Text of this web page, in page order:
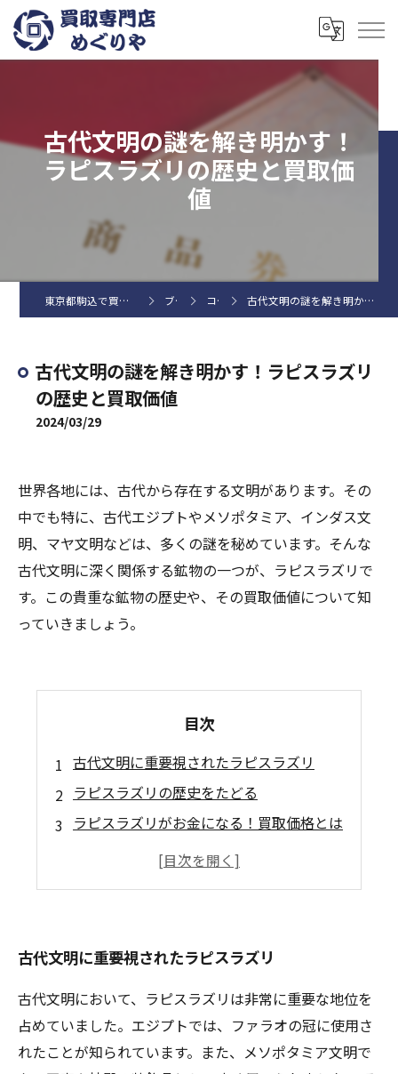
古代文明の謎を解き明かす！
ラピスラズリの歴史と買取価
値
東京都駒込で買取なら買取専門店めぐりや ブログ コラム 古代文明の謎を解き明かす！ラピスラズリの歴史と買取価値
古代文明の謎を解き明かす！ラピスラズリ
の歴史と買取価値
2024/03/29
世界各地には、古代から存在する文明があります。その
中でも特に、古代エジプトやメソポタミア、インダス文
明、マヤ文明などは、多くの謎を秘めています。そんな
古代文明に深く関係する鉱物の一つが、ラピスラズリで
す。この貴重な鉱物の歴史や、その買取価値について知
っていきましょう。
目次
古代文明に重要視されたラピスラズリ
ラピスラズリの歴史をたどる
ラピスラズリがお金になる！買取価格とは
ラピスラズリの色と品質の違い
古代文明に重要視されたラピスラズリ
古代文明において、ラピスラズリは非常に重要な地位を
占めていました。エジプトでは、ファラオの冠に使用さ
れたことが知られています。また、メソポタミア文明で